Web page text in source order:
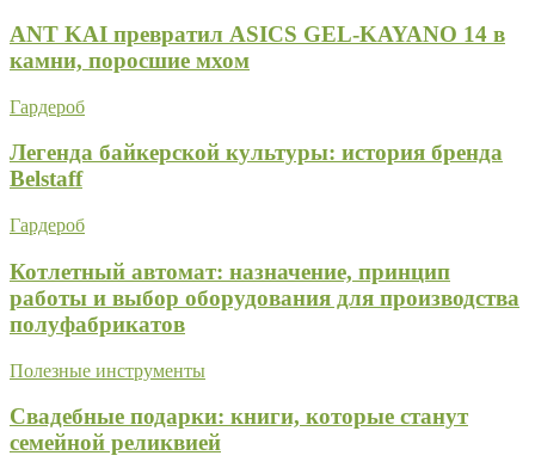
ANT KAI превратил ASICS GEL-KAYANO 14 в
камни, поросшие мхом
Гардероб
Легенда байкерской культуры: история бренда
Belstaff
Гардероб
Котлетный автомат: назначение, принцип
работы и выбор оборудования для производства
полуфабрикатов
Полезные инструменты
Свадебные подарки: книги, которые станут
семейной реликвией